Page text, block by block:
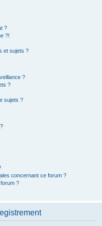
?
?!
et sujets ?
?
?
sujets ?
concernant ce forum ?
?